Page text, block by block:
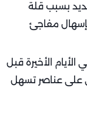
بسبب قلة
بإسهال مفاجئ
الأيام الأخيرة قبل
على عناصر تسهل